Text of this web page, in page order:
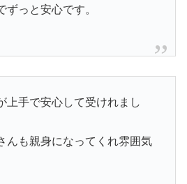
ずっと安心です。
上手で安心して受けれまし
んも親身になってくれ雰囲気